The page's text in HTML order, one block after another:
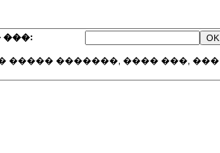
���:
����� �������, ���� ���, ���